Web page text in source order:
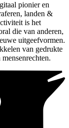
pionier en
landen &
is het
die van anderen,
uitgeefvormen.
van gedrukte